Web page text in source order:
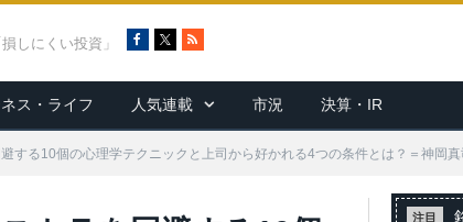
しにくい投資」
c
e
b
o
R
S
ス・ライフ 人気連載 市況 決算・IR
する10個の心理学テクニックと上司から好かれる4つの条件とは？＝神岡真
注目